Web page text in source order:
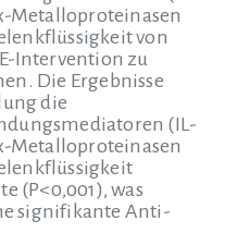
Metalloproteinasen
von
Intervention zu
Die Ergebnisse
die
(IL-
Metalloproteinasen
(P<0,001), was
signifikante Anti-